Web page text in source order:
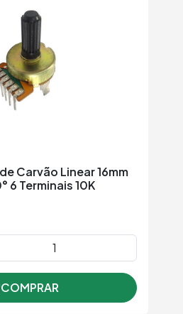
Carvão Linear 16mm
6 Terminais 10K
COMPRAR